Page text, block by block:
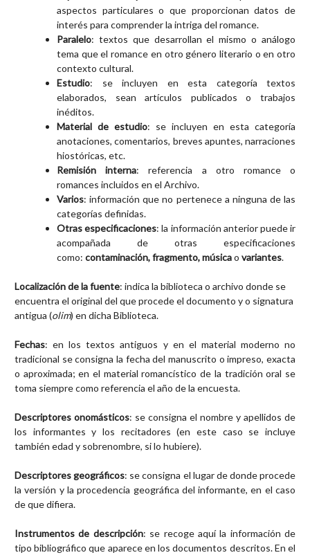
aspectos particulares o que proporcionan datos de
interés para comprender la intriga del romance.
Paralelo: textos que desarrollan el mismo o análogo
tema que el romance en otro género literario o en otro
contexto cultural.
Estudio: se incluyen en esta categoría textos
elaborados, sean artículos publicados o trabajos
inéditos.
Material de estudio: se incluyen en esta categoría
anotaciones, comentarios, breves apuntes, narraciones
hiostóricas, etc.
Remisión interna: referencia a otro romance o
romances incluidos en el Archivo.
Varios: información que no pertenece a ninguna de las
categorías definidas.
Otras especificaciones: la información anterior puede ir
acompañada de otras especificaciones
como: contaminación, fragmento, músicao variantes.
Localización de la fuente: indica la biblioteca o archivo donde se
encuentra el original del que procede el documento y o signatura
antigua (olim) en dicha Biblioteca.
Fechas: en los textos antiguos y en el material moderno no
tradicional se consigna la fecha del manuscrito o impreso, exacta
o aproximada; en el material romancístico de la tradición oral se
toma siempre como referencia el año de la encuesta.
Descriptores onomásticos: se consigna el nombre y apellidos de
los informantes y los recitadores (en este caso se incluye
también edad y sobrenombre, si lo hubiere).
Descriptores geográficos: se consigna el lugar de donde procede
la versión y la procedencia geográfica del informante, en el caso
de que difiera.
Instrumentos de descripción: se recoge aquí la información de
tipo bibliográfico que aparece en los documentos descritos. En el